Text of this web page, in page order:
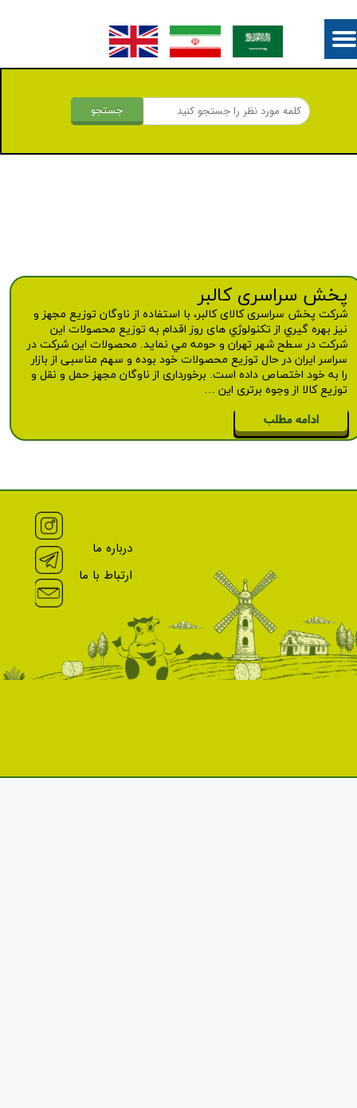
جستجو
پخش سراسری کالبر
شرکت پخش سراسری کالای کالبر، با استفاده از ناوگان توزيع مجهز و
نیز بهره گيري از تكنولوژي های روز اقدام به توزيع محصولات این
شرکت در سطح شهر تهران و حومه مي نماید. محصولات این شرکت در
سراسر ایران در حال توزیع محصولات خود بوده و سهم مناسبی از بازار
را به خود اختصاص داده است. برخورداری از ناوگان مجهز حمل و نقل و
توزیع کالا از وجوه برتری این …
ادامه مطلب
درباره ما
ارتباط با ما